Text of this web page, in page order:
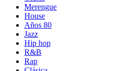
Merengue
House
Años 80
Jazz
Hip hop
R&B
Rap